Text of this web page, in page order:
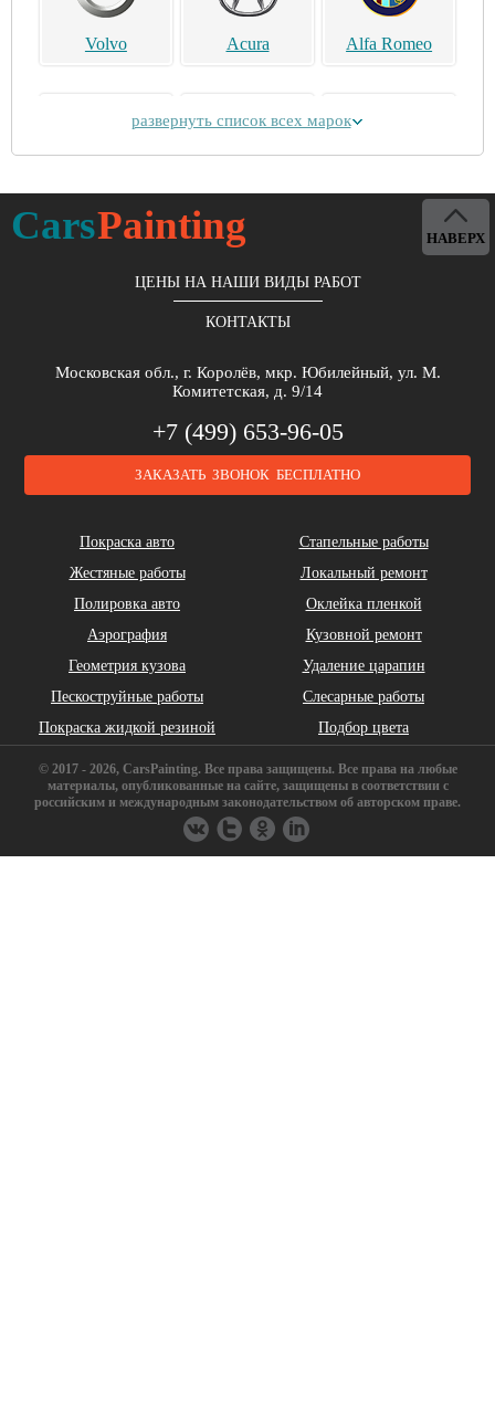
Volvo Acura Alfa Romeo
Daihatsu Dodge
Ferrari
развернуть список всех марок
CarsPainting
ЦЕНЫ НА НАШИ ВИДЫ РАБОТ
КОНТАКТЫ
Московская обл., г. Королёв, мкр. Юбилейный, ул. М.
Комитетская, д. 9/14
+7 (499) 653-96-05
ЗАКАЗАТЬ ЗВОНОК БЕСПЛАТНО
Покраска авто
Стапельные работы
Жестяные работы
Локальный ремонт
Полировка авто
Оклейка пленкой
Аэрография
Кузовной ремонт
Геометрия кузова
Удаление царапин
Пескоструйные работы
Слесарные работы
Покраска жидкой резиной
Подбор цвета
НАВЕРХ
© 2017 - 2026, CarsPainting. Все права защищены. Все права на любые
материалы, опубликованные на сайте, защищены в соответствии с
российским и международным законодательством об авторском праве.